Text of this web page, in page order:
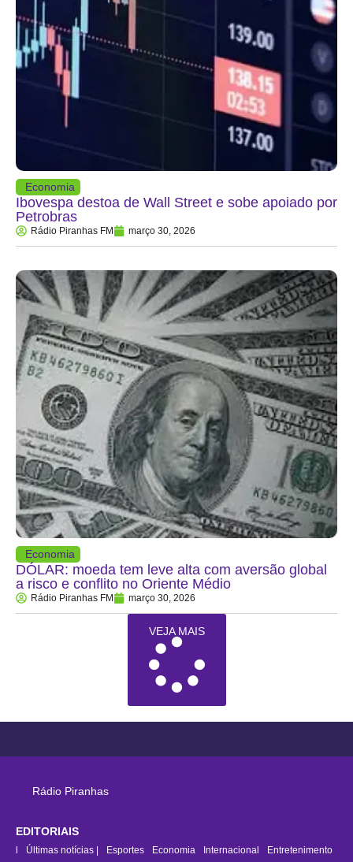
Economia
Ibovespa destoa de Wall Street e sobe apoiado por
Petrobras
Rádio Piranhas FM março 30, 2026
Economia
DÓLAR: moeda tem leve alta com aversão global
a risco e conflito no Oriente Médio
Rádio Piranhas FM março 30, 2026
VEJA MAIS
Rádio Piranhas
EDITORIAIS
Últimas notícias | Esportes Economia Internacional Entretenimento